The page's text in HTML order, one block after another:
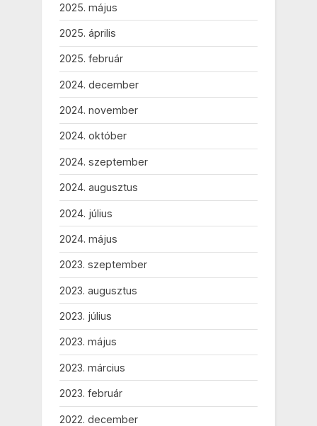
2025. május
2025. április
2025. február
2024. december
2024. november
2024. október
2024. szeptember
2024. augusztus
2024. július
2024. május
2023. szeptember
2023. augusztus
2023. július
2023. május
2023. március
2023. február
2022. december